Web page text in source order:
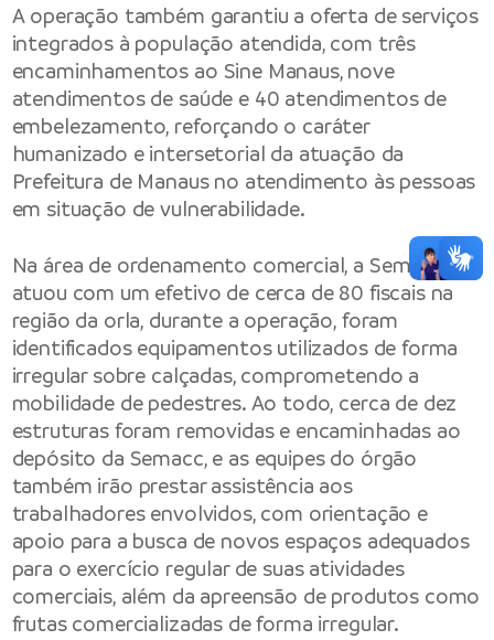
A operação também garantiu a oferta de serviços
integrados à população atendida, com três
encaminhamentos ao Sine Manaus, nove
atendimentos de saúde e 40 atendimentos de
embelezamento, reforçando o caráter
humanizado e intersetorial da atuação da
Prefeitura de Manaus no atendimento às pessoas
em situação de vulnerabilidade.
Na área de ordenamento comercial, a Semacc
atuou com um efetivo de cerca de 80 fiscais na
região da orla, durante a operação, foram
identificados equipamentos utilizados de forma
irregular sobre calçadas, comprometendo a
mobilidade de pedestres. Ao todo, cerca de dez
estruturas foram removidas e encaminhadas ao
depósito da Semacc, e as equipes do órgão
também irão prestar assistência aos
trabalhadores envolvidos, com orientação e
apoio para a busca de novos espaços adequados
para o exercício regular de suas atividades
comerciais, além da apreensão de produtos como
frutas comercializadas de forma irregular.